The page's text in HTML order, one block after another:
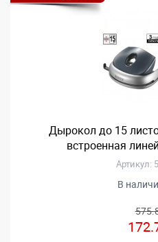
Дырокол до 15
встроенная
Артикул:
В